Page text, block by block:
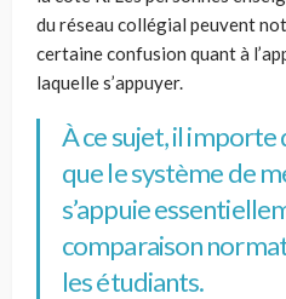
du réseau collégial peuvent
certaine confusion quant à
laquelle s’appuyer.
À ce sujet, il
que le système de
s’appuie
comparaison
les étudiants.